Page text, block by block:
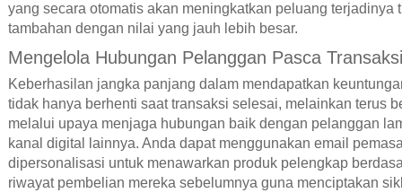
yang secara otomatis akan meningkatkan peluang terjadinya
tambahan dengan nilai yang jauh lebih besar.
Mengelola Hubungan Pelanggan Pasca Transaksi
Keberhasilan jangka panjang dalam mendapatkan
tidak hanya berhenti saat transaksi selesai, melainkan terus
melalui upaya menjaga hubungan baik dengan pelanggan
kanal digital lainnya. Anda dapat menggunakan email
dipersonalisasi untuk menawarkan produk pelengkap
riwayat pembelian mereka sebelumnya guna menciptakan